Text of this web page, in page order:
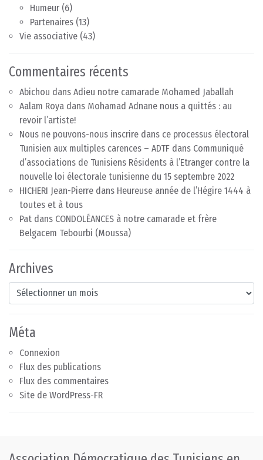
Humeur (6)
Partenaires (13)
Vie associative (43)
Commentaires récents
Abichou dans Adieu notre camarade Mohamed Jaballah
Aalam Roya dans Mohamad Adnane nous a quittés : au
revoir l’artiste!
Nous ne pouvons-nous inscrire dans ce processus électoral
Tunisien aux multiples carences – ADTF dans Communiqué
d’associations de Tunisiens Résidents à l’Etranger contre la
nouvelle loi électorale tunisienne du 15 septembre 2022
HICHERI Jean-Pierre dans Heureuse année de l’Hégire 1444 à
toutes et à tous
Pat dans CONDOLÉANCES à notre camarade et frère
Belgacem Tebourbi (Moussa)
Archives
Archives
Méta
Connexion
Flux des publications
Flux des commentaires
Site de WordPress-FR